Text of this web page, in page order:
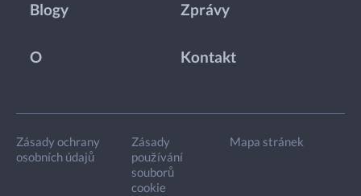
Blogy Zprávy
O Kontakt
Zásady ochrany
osobních údajů
Zásady
používání
souborů
cookie
Mapa stránek